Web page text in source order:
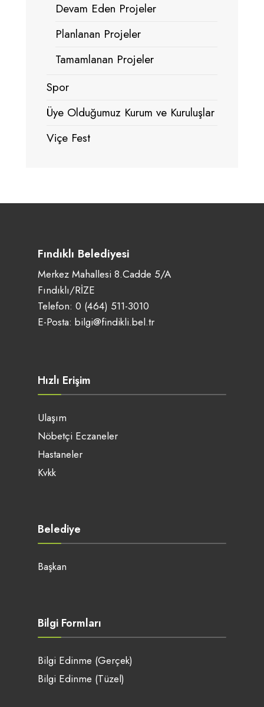
Devam Eden Projeler
Planlanan Projeler
Tamamlanan Projeler
Spor
Üye Olduğumuz Kurum ve Kuruluşlar
Viçe Fest
Fındıklı Belediyesi
Merkez Mahallesi 8.Cadde 5/A
Fındıklı/RİZE
Telefon: 0 (464) 511-3010
E-Posta: bilgi@findikli.bel.tr
Hızlı Erişim
Ulaşım
Nöbetçi Eczaneler
Hastaneler
Kvkk
Belediye
Başkan
Bilgi Formları
Bilgi Edinme (Gerçek)
Bilgi Edinme (Tüzel)